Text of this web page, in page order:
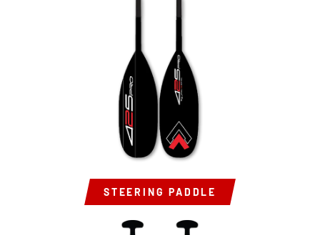
STEERING PADDLE